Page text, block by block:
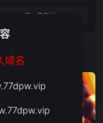
第16集完结
域名